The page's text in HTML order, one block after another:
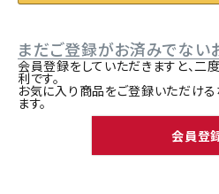
まだご登録がお済みでない
会員登録をしていただきますと、二
利です。
お気に入り商品をご登録いただけ
ます。
会員登